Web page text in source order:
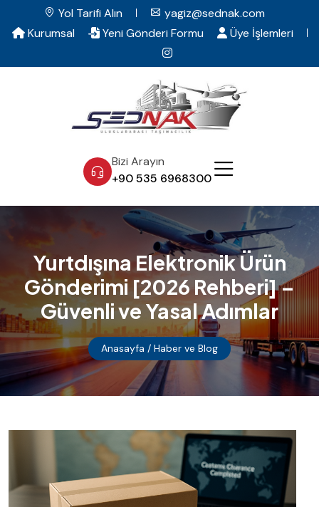
Yol Tarifi Alın
yagiz@sednak.com
Kurumsal
Yeni Gönderi Formu Üye İşlemleri
Bizi Arayın
+90 535 6968300
Yurtdışına Elektronik Ürün
Gönderimi [2026 Rehberi] –
Güvenli ve Yasal Adımlar
Anasayfa / Haber ve Blog